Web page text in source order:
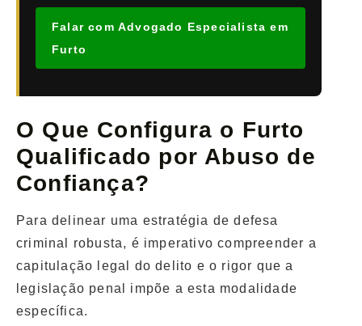
Falar com Advogado Especialista em
Furto
O Que Configura o Furto
Qualificado por Abuso de
Confiança?
Para delinear uma estratégia de defesa
criminal robusta, é imperativo compreender a
capitulação legal do delito e o rigor que a
legislação penal impõe a esta modalidade
específica.